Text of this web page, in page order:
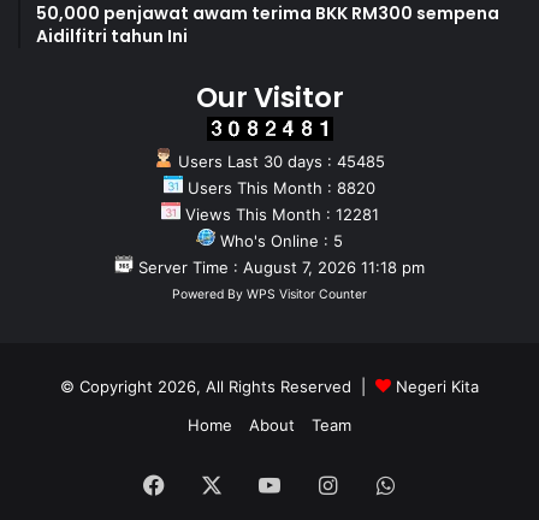
50,000 penjawat awam terima BKK RM300 sempena
Aidilfitri tahun Ini
Our Visitor
Users Last 30 days : 45485
Users This Month : 8820
Views This Month : 12281
Who's Online : 5
Server Time : August 7, 2026 11:18 pm
Powered By WPS Visitor Counter
© Copyright 2026, All Rights Reserved |
Negeri Kita
Home
About Team
Facebook YouTubeInstagramWhatsApp